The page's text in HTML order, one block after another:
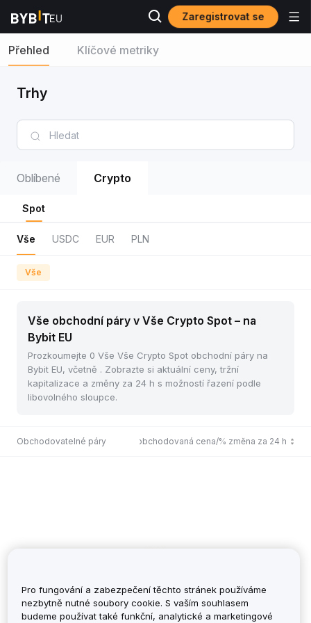
Zaregistrovat se
Přehled Klíčové metriky
Trhy
Oblíbené Crypto
Spot
Vše USDC EUR PLN
Vše
Vše obchodní páry v Vše Crypto Spot – na
Bybit EU
Prozkoumejte 0 Vše Vše Crypto Spot obchodní páry na
Bybit EU, včetně . Zobrazte si aktuální ceny, tržní
kapitalizace a změny za 24 h s možností řazení podle
libovolného sloupce.
Obchodovatelné páryPoslední obchodovaná cena/% změna za 24 h
Pro fungování a zabezpečení těchto stránek používáme
nezbytně nutné soubory cookie. S vaším souhlasem
budeme používat také funkční, analytické a marketingové